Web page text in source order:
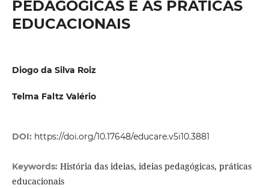
PEDAGÓGICAS E AS PRÁTICAS
EDUCACIONAIS
Diogo da Silva Roiz
Telma Faltz Valério
DOI: https://doi.org/10.17648/educare.v5i10.3881
Keywords: História das ideias, ideias pedagógicas, práticas
educacionais